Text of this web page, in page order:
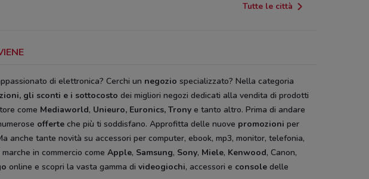
Tutte le città
di elettronica? Cerchi un negozio specializzato? Nella categoria
gli sconti e i sottocosto dei migliori negozi dedicati alla vendita di prodotti
come Mediaworld, Unieuro, Euronics, Trony e tanto altro. Prima di andare
offerte che più ti soddisfano. Approfitta delle nuove promozioni per
anche tante novità su accessori per computer, ebook, mp3, monitor, telefonia,
in commercio come Apple, Samsung, Sony, Miele, Kenwood, Canon,
online e scopri la vasta gamma di videogiochi, accessori e console delle